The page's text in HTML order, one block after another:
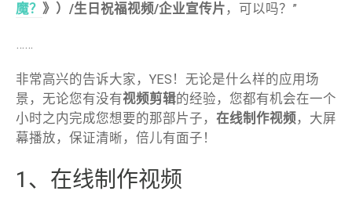
魔？ 》）/生日祝福视频/企业宣传片 ，可以吗？”
……
非常高兴的告诉大家，YES！无论是什么样的应用场
景，无论您有没有视频剪辑的经验，您都有机会在一个
小时之内完成您想要的那部片子， 在线制作视频 ，大屏
幕播放，保证清晰，倍儿有面子！
1、在线制作视频